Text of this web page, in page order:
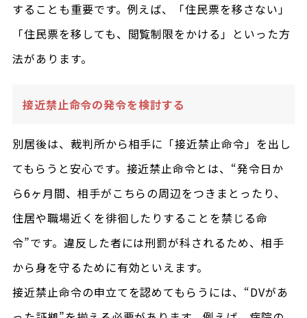
することも重要です。例えば、「住民票を移さない」
「住民票を移しても、閲覧制限をかける」といった方
法があります。
接近禁止命令の発令を検討する
別居後は、裁判所から相手に「接近禁止命令」を出し
てもらうと安心です。接近禁止命令とは、“発令日か
ら6ヶ月間、相手がこちらの周辺をつきまとったり、
住居や職場近くを徘徊したりすることを禁じる命
令”です。違反した者には刑罰が科されるため、相手
から身を守るために有効といえます。
接近禁止命令の申立てを認めてもらうには、“DVがあ